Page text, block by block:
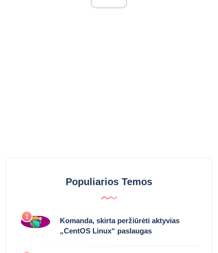
Populiarios Temos
1
Komanda, skirta peržiūrėti aktyvias
„CentOS Linux“ paslaugas